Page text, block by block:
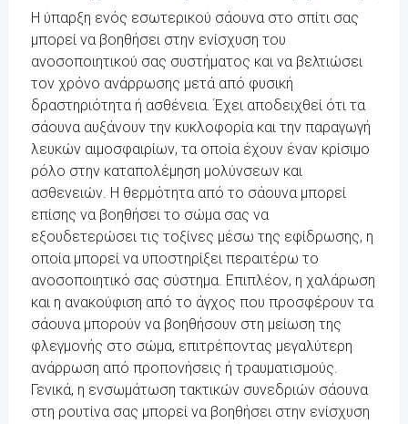
Η ύπαρξη ενός εσωτερικού σάουνα στο σπίτι σας
μπορεί να βοηθήσει στην ενίσχυση του
ανοσοποιητικού σας συστήματος και να βελτιώσει
τον χρόνο ανάρρωσης μετά από φυσική
δραστηριότητα ή ασθένεια. Έχει αποδειχθεί ότι τα
σάουνα αυξάνουν την κυκλοφορία και την παραγωγή
λευκών αιμοσφαιρίων, τα οποία έχουν έναν κρίσιμο
ρόλο στην καταπολέμηση μολύνσεων και
ασθενειών. Η θερμότητα από το σάουνα μπορεί
επίσης να βοηθήσει το σώμα σας να
εξουδετερώσει τις τοξίνες μέσω της εφίδρωσης, η
οποία μπορεί να υποστηρίξει περαιτέρω το
ανοσοποιητικό σας σύστημα. Επιπλέον, η χαλάρωση
και η ανακούφιση από το άγχος που προσφέρουν τα
σάουνα μπορούν να βοηθήσουν στη μείωση της
φλεγμονής στο σώμα, επιτρέποντας μεγαλύτερη
ανάρρωση από προπονήσεις ή τραυματισμούς.
Γενικά, η ενσωμάτωση τακτικών συνεδριών σάουνα
στη ρουτίνα σας μπορεί να βοηθήσει στην ενίσχυση